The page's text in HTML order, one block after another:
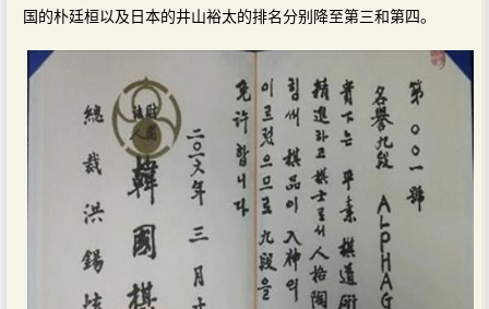
国的朴廷桓以及日本的井山裕太的排名分别降至第三和第四。